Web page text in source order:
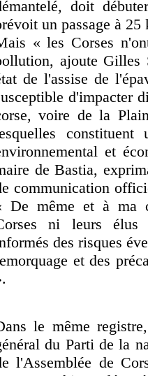
doit
un passage à 25
« les Corses
ajoute Gilles
de l'assise de
d'impacter
voire de la
constituent
et
de Bastia,
communication
De même et à ma
ni leurs élus
des risques
et des
le même
du Parti de la
l'Assemblée de